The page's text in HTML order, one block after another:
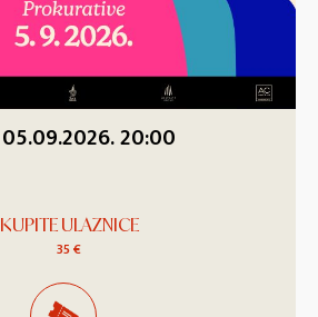
05.09.2026. 20:00
KUPITE ULAZNICE
35 €